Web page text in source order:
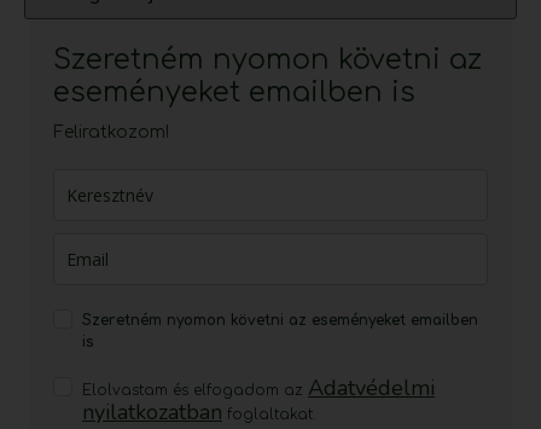
Szeretném nyomon követni az
eseményeket emailben is
Feliratkozom!
Szeretném nyomon követni az eseményeket emailben
is
Elolvastam és elfogadom az Adatvédelmi
nyilatkozatban foglaltakat.